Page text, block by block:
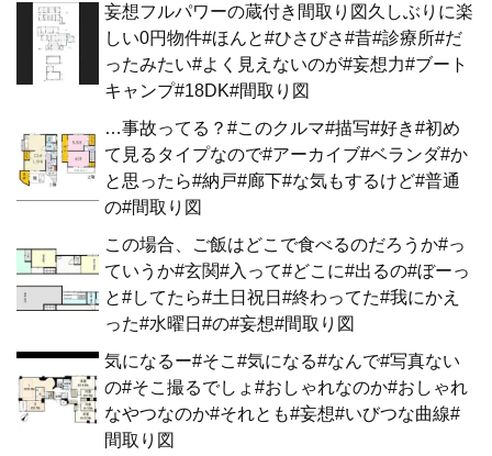
妄想フルパワーの蔵付き間取り図久しぶりに楽
しい0円物件#ほんと#ひさびさ#昔#診療所#だ
ったみたい#よく見えないのが#妄想力#ブート
キャンプ#18DK#間取り図
…事故ってる？#このクルマ#描写#好き#初め
て見るタイプなので#アーカイブ#ベランダ#か
と思ったら#納戸#廊下#な気もするけど#普通
の#間取り図
この場合、ご飯はどこで食べるのだろうか#っ
ていうか#玄関#入って#どこに#出るの#ぼーっ
と#してたら#土日祝日#終わってた#我にかえ
った#水曜日#の#妄想#間取り図
気になるー#そこ#気になる#なんで#写真ない
の#そこ撮るでしょ#おしゃれなのか#おしゃれ
なやつなのか#それとも#妄想#いびつな曲線#
間取り図